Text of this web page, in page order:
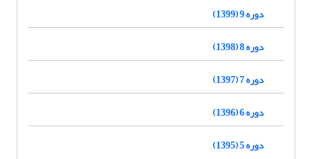
دوره 9 (1399)
دوره 8 (1398)
دوره 7 (1397)
دوره 6 (1396)
دوره 5 (1395)